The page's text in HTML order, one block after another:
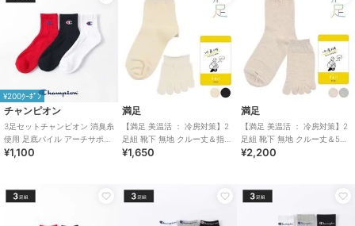
¥200ｸｰﾎﾟﾝ
チャンピオン
3足セットチャンピオン 消臭糸
使用 足底パイル アーチサポー
ト ショート丈ソックス
¥1,100
満足
【満足 美温活 ： 冷房対策】2
足組 靴下 無地 クルー丈＆指先
5本指 綿素材 シルク混 重ね履
¥1,650
満足
【満足 美温活 ： 冷房対策】2
足組 靴下 無地 クルー丈＆5本
指 シルク混 重ね履きセット
¥2,200